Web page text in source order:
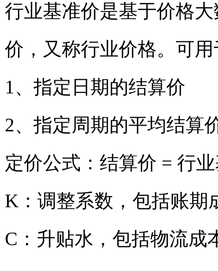
行业基准价是基于价格
价，又称行业价格。可
1、指定日期的结算价
2、指定周期的平均结算
定价公式：结算价 = 行
K：调整系数，包括账期
C：升贴水，包括物流成